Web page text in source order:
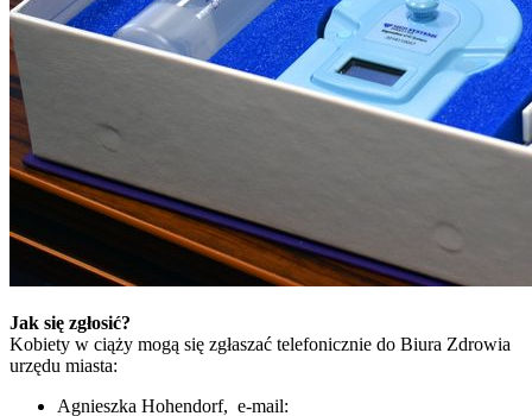
Jak się zgłosić?
Kobiety w ciąży mogą się zgłaszać telefonicznie do Biura Zdrowia
urzędu miasta:
Agnieszka Hohendorf, e-mail: